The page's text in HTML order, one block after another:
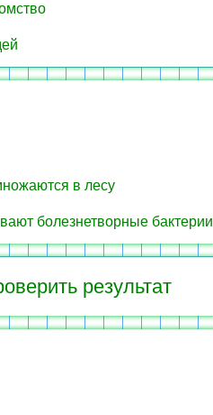
в лесу
болезнетворные бактерии